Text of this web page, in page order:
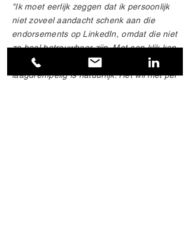
"Ik moet eerlijk zeggen dat ik persoonlijk
niet zoveel aandacht schenk aan die
endorsements op LinkedIn, omdat die niet
zo heel betrouwbaar zijn. Met een klik kan
je iemand onderschrijven, wat heel
laagdrempelig is natuurlijk. Het wil niet per